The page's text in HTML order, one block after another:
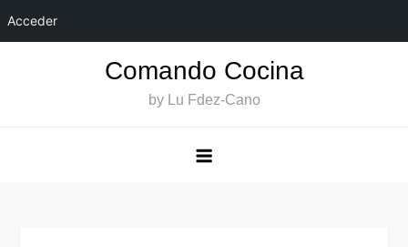
Acceder
Comando Cocina
by Lu Fdez-Cano